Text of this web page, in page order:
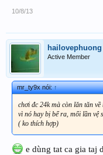
10/8/13
hailovephuong
Active Member
mr_ty9x nói:↑
chơi đc 24k mà còn lăn tăn
vì nó hay bị bể ra, mổi lần vệ
( ko thích hợp)
e dùng tat ca gia taj